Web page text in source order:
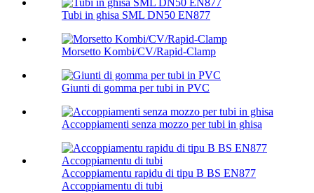
Tubi in ghisa SML DN50 EN877
Morsetto Kombi/CV/Rapid-Clamp
Giunti di gomma per tubi in PVC
Accoppiamenti senza mozzo per tubi in ghisa
Accoppiamentu rapidu di tipu B BS EN877
Accoppiamentu di tubi